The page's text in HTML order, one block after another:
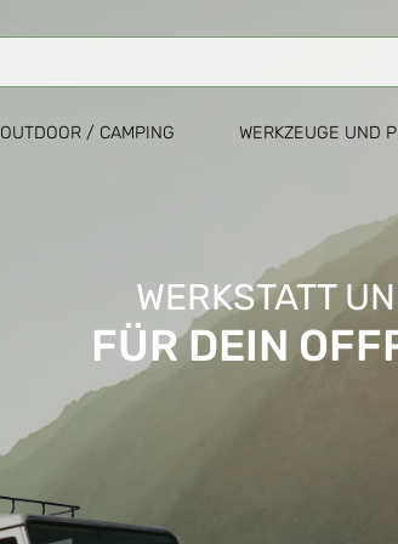
OUTDOOR / CAMPING WERKZEUGE UND
WERKSTATT
FÜR DEIN